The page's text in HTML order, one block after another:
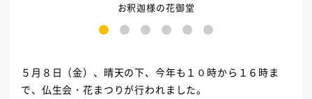
お釈迦様の花御堂
3 4 5 6
５月８日（金）、晴天の下、今年も１０時から１６時ま
で、仏生会・花まつりが行われました。